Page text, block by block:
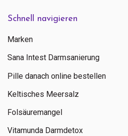
Schnell navigieren
Marken
Sana Intest Darmsanierung
Pille danach online bestellen
Keltisches Meersalz
Folsäuremangel
Vitamunda Darmdetox